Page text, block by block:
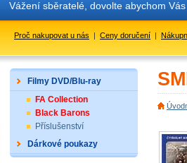
Vážení sběratelé, dovolte abychom
Proč nakupovat u nás | Ceny doručení |
Filmy DVD/Blu-ray
FA Collection
Black Barons
Příslušenství
Dárkové poukazy